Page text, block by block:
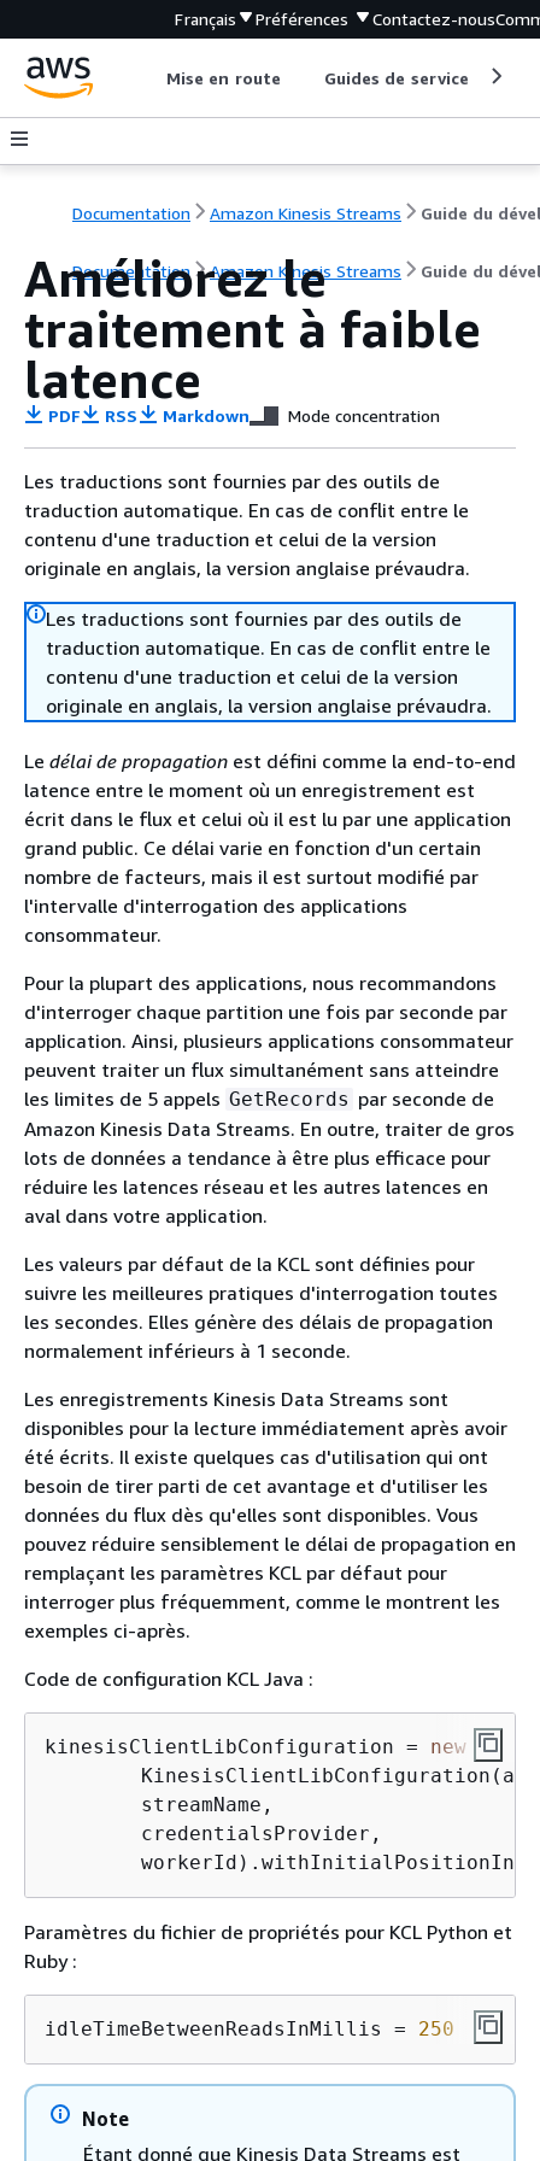
Français Préférences Contactez-nous
Mise en route Guides de service
Documentation Amazon Kinesis Streams
Documentation Amazon Kinesis Streams Guide du
Améliorez le
traitement à faible
latence
PDF RSS Markdown Mode concentration
Les traductions sont fournies par des outils de
traduction automatique. En cas de conflit entre le
contenu d'une traduction et celui de la version
originale en anglais, la version anglaise prévaudra.
Les traductions sont fournies par des outils de
traduction automatique. En cas de conflit entre le
contenu d'une traduction et celui de la version
originale en anglais, la version anglaise prévaudra.
Le délai de propagation est défini comme la end-to-end
latence entre le moment où un enregistrement est
écrit dans le flux et celui où il est lu par une application
grand public. Ce délai varie en fonction d'un certain
nombre de facteurs, mais il est surtout modifié par
l'intervalle d'interrogation des applications
consommateur.
Pour la plupart des applications, nous recommandons
d'interroger chaque partition une fois par seconde par
application. Ainsi, plusieurs applications consommateur
peuvent traiter un flux simultanément sans atteindre
les limites de 5 appels GetRecords par seconde de
Amazon Kinesis Data Streams. En outre, traiter de gros
lots de données a tendance à être plus efficace pour
réduire les latences réseau et les autres latences en
aval dans votre application.
Les valeurs par défaut de la KCL sont définies pour
suivre les meilleures pratiques d'interrogation toutes
les secondes. Elles génère des délais de propagation
normalement inférieurs à 1 seconde.
Les enregistrements Kinesis Data Streams sont
disponibles pour la lecture immédiatement après avoir
été écrits. Il existe quelques cas d'utilisation qui ont
besoin de tirer parti de cet avantage et d'utiliser les
données du flux dès qu'elles sont disponibles. Vous
pouvez réduire sensiblement le délai de propagation en
remplaçant les paramètres KCL par défaut pour
interroger plus fréquemment, comme le montrent les
exemples ci-après.
Code de configuration KCL Java :
kinesisClientLibConfiguration = new
        streamName,
        credentialsProvider,
Paramètres du fichier de propriétés pour KCL Python et
Ruby :
idleTimeBetweenReadsInMillis = 250
Note
Étant donné que Kinesis Data Streams est